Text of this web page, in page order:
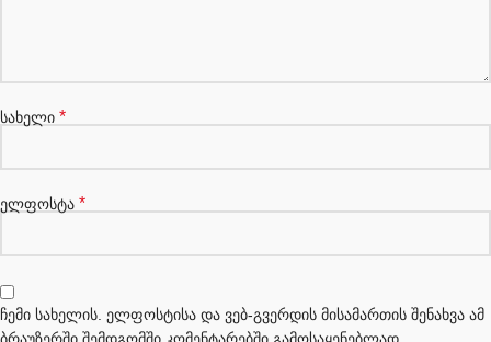
სახელი *
ელფოსტა *
ჩემი სახელის. ელფოსტისა და ვებ-გვერდის მისამართის შენახვა ამ